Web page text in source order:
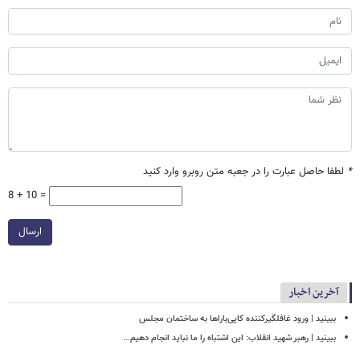
* لطفا حاصل عبارت را در جعبه متن روبرو وارد کنید
8 + 10 =
ارسال
آخرین اخبار
ببینید | ورود غافلگیرکننده کاپی‌باراها به ساختمان مجلس
ببینید | رهبر شهید انقلاب: این اشتباه را ما نباید انجام دهیم...